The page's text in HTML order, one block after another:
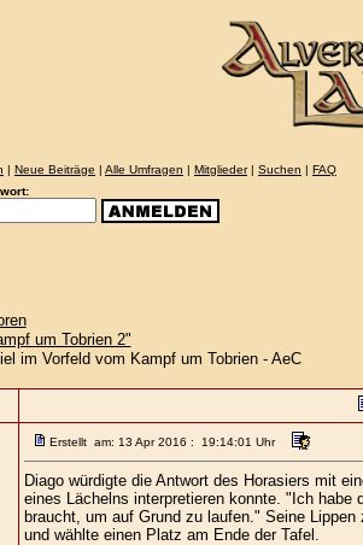
| Neue Beiträge | Alle Umfragen | Mitglieder| Suchen | FAQ
um Tobrien 2"
im Vorfeld vom Kampf um Tobrien - AeC
Erstellt am: 13 Apr 2016 : 19:14:01 Uhr
Diago würdigte die Antwort des Horasiers mit
eines Lächelns interpretieren konnte. "Ich
braucht, um auf Grund zu laufen." Seine
und wählte einen Platz am Ende der Tafel.